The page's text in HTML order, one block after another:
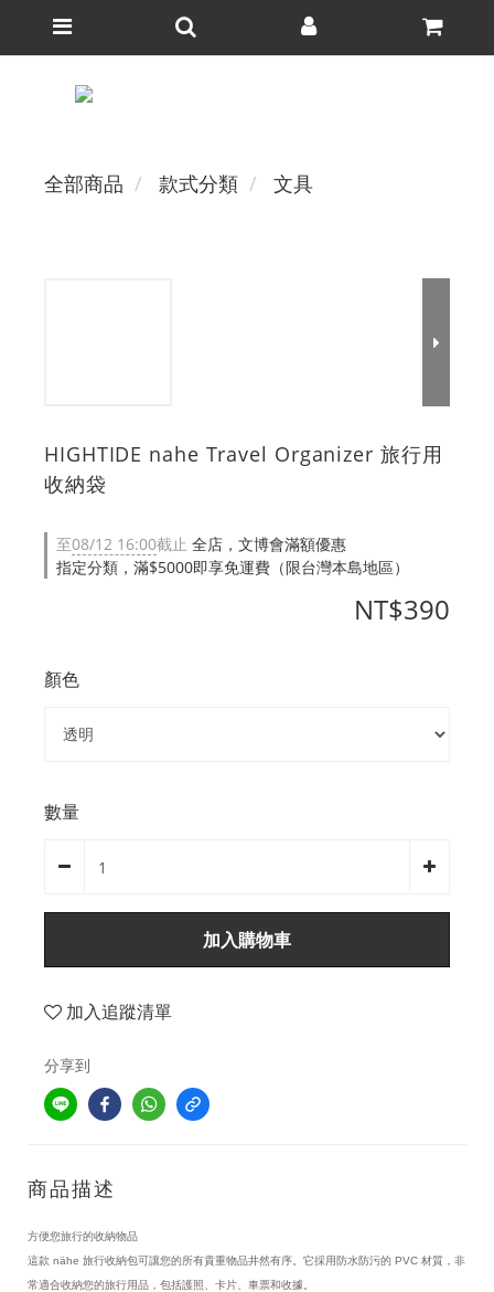
全部商品 款式分類 文具
HIGHTIDE nahe Travel Organizer 旅行用
收納袋
至08/12 16:00截止 全店，文博會滿額優惠
指定分類，滿$5000即享免運費（限台灣本島地區）
NT$390
顏色
數量
加入購物車
加入追蹤清單
分享到
商品描述
方便您旅行的收納物品
這款 nähe 旅行收納包可讓您的所有貴重物品井然有序。它採用防水防污的 PVC 材質，非
常適合收納您的旅行用品，包括護照、卡片、車票和收據。